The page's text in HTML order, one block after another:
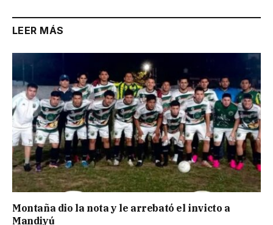
LEER MÁS
Montaña dio la nota y le arrebató el invicto a
Mandiyú